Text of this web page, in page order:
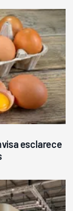
esclarece